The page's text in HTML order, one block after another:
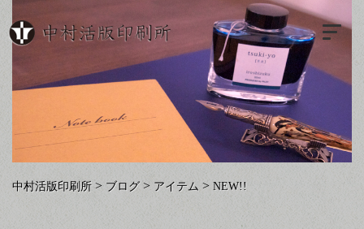
中村活版印刷所 > ブログ > アイテム > NEW!!